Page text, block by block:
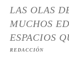
LAS OLAS
MUCHOS
ESPACIOS
REDACCIÓN